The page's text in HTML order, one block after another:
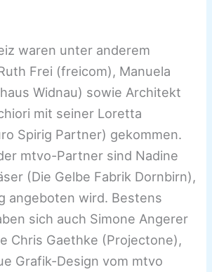
waren unter anderem
Frei (freicom), Manuela
Widnau) sowie Architekt
mit seiner Loretta
Spirig Partner) gekommen.
mtvo-Partner sind Nadine
(Die Gelbe Fabrik Dornbirn),
angeboten wird. Bestens
sich auch Simone Angerer
Chris Gaethke (Projectone),
Grafik-Design vom mtvo